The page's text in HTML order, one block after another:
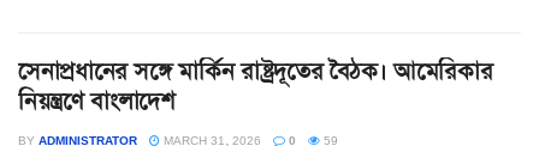
সেনাপ্রধানের সঙ্গে মার্কিন রাষ্ট্রদূতের বৈঠক। আমেরিকার
নিয়ন্ত্রণে বাংলাদেশ
BY ADMINISTRATOR MARCH 31, 2026 0 59